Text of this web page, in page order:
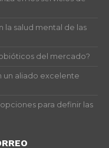
la salud mental de las
del mercado?
un aliado excelente
para definir las